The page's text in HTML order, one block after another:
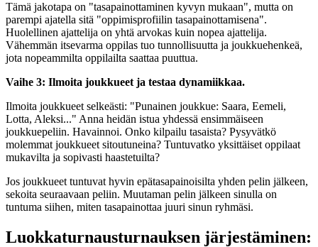
Tämä jakotapa on "tasapainottaminen kyvyn mukaan", mutta on
parempi ajatella sitä "oppimisprofiilin tasapainottamisena".
Huolellinen ajattelija on yhtä arvokas kuin nopea ajattelija.
Vähemmän itsevarma oppilas tuo tunnollisuutta ja joukkuehenkeä,
jota nopeammilta oppilailta saattaa puuttua.
Vaihe 3: Ilmoita joukkueet ja testaa dynamiikkaa.
Ilmoita joukkueet selkeästi: "Punainen joukkue: Saara, Eemeli,
Lotta, Aleksi..." Anna heidän istua yhdessä ensimmäiseen
joukkuepeliin. Havainnoi. Onko kilpailu tasaista? Pysyvätkö
molemmat joukkueet sitoutuneina? Tuntuvatko yksittäiset oppilaat
mukavilta ja sopivasti haastetuilta?
Jos joukkueet tuntuvat hyvin epätasapainoisilta yhden pelin jälkeen,
sekoita seuraavaan peliin. Muutaman pelin jälkeen sinulla on
tuntuma siihen, miten tasapainottaa juuri sinun ryhmäsi.
Luokkaturnausturnauksen järjestäminen: